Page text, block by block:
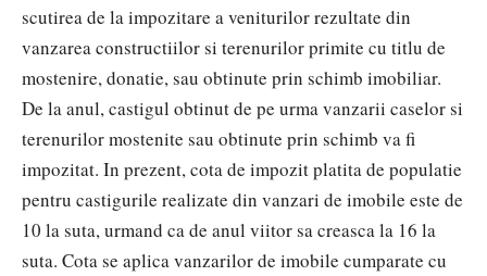
scutirea de la impozitare a veniturilor rezultate din
vanzarea constructiilor si terenurilor primite cu titlu de
mostenire, donatie, sau obtinute prin schimb imobiliar.
De la anul, castigul obtinut de pe urma vanzarii caselor si
terenurilor mostenite sau obtinute prin schimb va fi
impozitat. In prezent, cota de impozit platita de populatie
pentru castigurile realizate din vanzari de imobile este de
10 la suta, urmand ca de anul viitor sa creasca la 16 la
suta. Cota se aplica vanzarilor de imobile cumparate cu